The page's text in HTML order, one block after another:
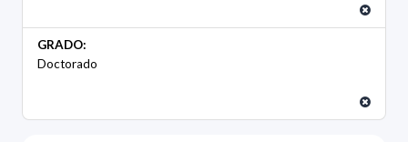
GRADO:
Doctorado